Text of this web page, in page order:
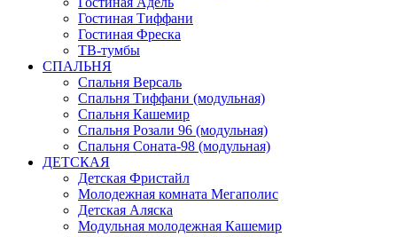
Гостиная Тиффани
Гостиная Фреска
ТВ-тумбы
СПАЛЬНЯ
Спальня Версаль
Спальня Тиффани (модульная)
Спальня Кашемир
Спальня Розали 96 (модульная)
Спальня Соната-98 (модульная)
ДЕТСКАЯ
Детская Фристайл
Молодежная комната Мегаполис
Детская Аляска
Модульная молодежная Кашемир